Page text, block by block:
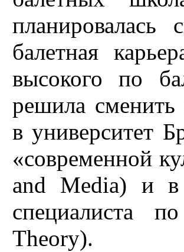
балетная
высокого по
решила сменить
в университет
«современной
and Media) и в
специалиста
Theory).